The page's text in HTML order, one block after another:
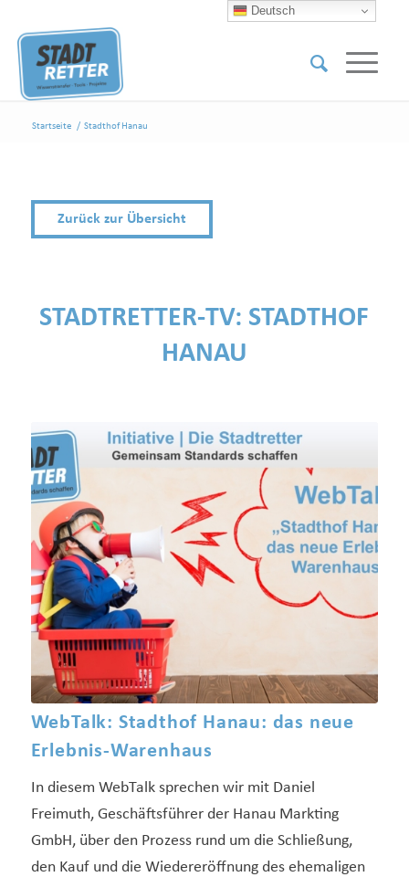
Startseite / Stadthof Hanau
Zurück zur Übersicht
STADTRETTER-TV: STADTHOF
HANAU
WebTalk: Stadthof Hanau: das neue
Erlebnis-Warenhaus
In diesem WebTalk sprechen wir mit Daniel
Freimuth, Geschäftsführer der Hanau Markting
GmbH, über den Prozess rund um die Schließung,
den Kauf und die Wiedereröffnung des ehemaligen
Deutsch